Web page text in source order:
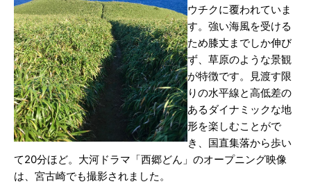
ウチクに覆われていま
す。強い海風を受ける
ため膝丈までしか伸び
ず、草原のような景観
が特徴です。見渡す限
りの水平線と高低差の
あるダイナミックな地
形を楽しむことがで
き、国直集落から歩い
て20分ほど。大河ドラマ「西郷どん」のオープニング映像
は、宮古崎でも撮影されました。